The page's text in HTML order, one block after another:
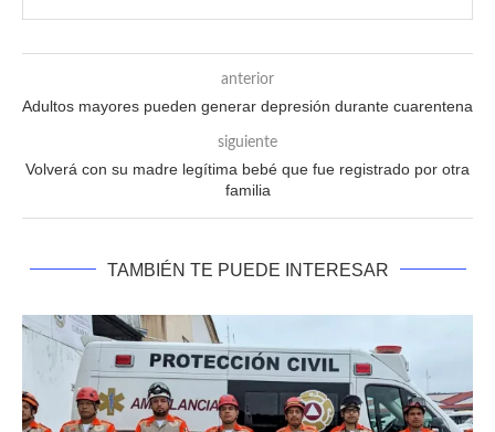
anterior
Adultos mayores pueden generar depresión durante cuarentena
siguiente
Volverá con su madre legítima bebé que fue registrado por otra
familia
TAMBIÉN TE PUEDE INTERESAR